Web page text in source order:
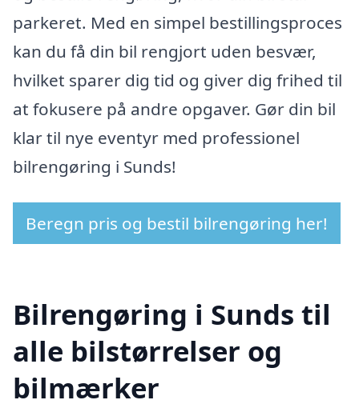
parkeret. Med en simpel bestillingsproces
kan du få din bil rengjort uden besvær,
hvilket sparer dig tid og giver dig frihed til
at fokusere på andre opgaver. Gør din bil
klar til nye eventyr med professionel
bilrengøring i Sunds!
Beregn pris og bestil bilrengøring her!
Bilrengøring i Sunds til
alle bilstørrelser og
bilmærker